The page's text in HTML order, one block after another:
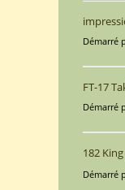
Démarré
FT-17
Démarré
182
Démarré